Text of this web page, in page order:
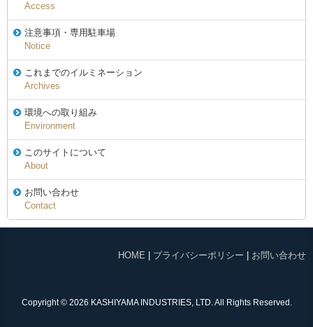
Access
注意事項・専用駐車場
Notice
これまでのイルミネーション
Archives
環境への取り組み
Environment
このサイトについて
About
お問い合わせ
Contact
HOME プライバシーポリシー お問い合わせ
Copyright © 2026 KASHIYAMA INDUSTRIES, LTD. All Rights Reserved.